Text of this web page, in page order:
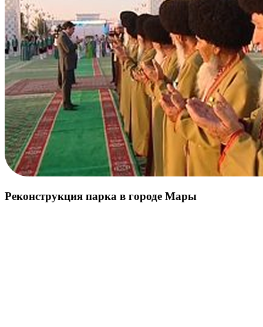
Реконструкция парка в городе Мары